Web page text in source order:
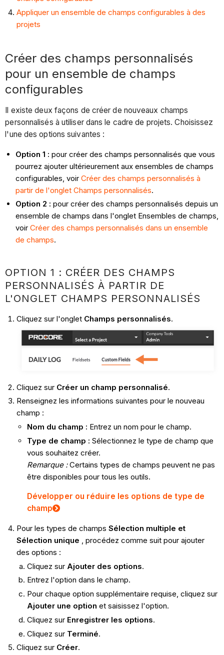
Appliquerun ensemble de champs configurables à des
projets
Créer des champs personnalisés
pour un ensemble de champs
configurables
Il existe deux façons de créer de nouveaux champs
personnalisés à utiliser dans le cadre de projets. Choisissez
l'une des options suivantes :
Option 1 : pour créer des champs personnalisés que vous
pourrez ajouter ultérieurement aux ensembles de champs
configurables, voirCréer des champs personnalisés à
partir de l'onglet Champs personnalisés.
Option 2 : pour créer des champs personnalisés depuis un
ensemble de champs dans l'onglet Ensembles de champs,
voirCréer des champs personnalisés dans un ensemble
de champs.
OPTION 1 : CRÉER DES CHAMPS
PERSONNALISÉS À PARTIR DE
L'ONGLET CHAMPS PERSONNALISÉS
Cliquez sur l'onglet Champs personnalisés.
Cliquez sur Créer un champ personnalisé.
Renseignez les informations suivantes pour le nouveau
champ :
Nom du champ : Entrez un nom pour le champ.
Type de champ : Sélectionnez le type de champ que
vous souhaitez créer.
Remarque :Certains types de champs peuvent ne pas
être disponibles pour tous les outils.
Développer ou réduire les options de type de
champ
Pour les types de champs Sélection multiple et
Sélection unique , procédez comme suit pour ajouter
des options :
Cliquez sur Ajouter des options.
Entrez l'option dans le champ.
Pour chaque option supplémentaire requise, cliquez sur
Ajouter une option et saisissez l'option.
Cliquez sur Enregistrer les options.
Cliquez sur Terminé.
Cliquez sur Créer.